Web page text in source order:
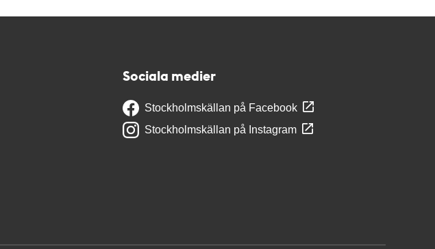
Sociala medier
Stockholmskällan på Facebook
Stockholmskällan på Instagram